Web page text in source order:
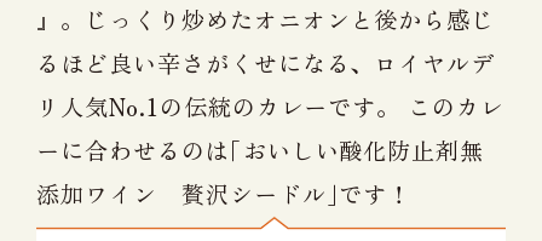
』。じっくり炒めたオニオンと後から感じ
るほど良い辛さがくせになる、ロイヤルデ
リ人気No.1の伝統のカレーです。 このカレ
ーに合わせるのは｢おいしい酸化防止剤無
添加ワイン 贅沢シードル｣です！